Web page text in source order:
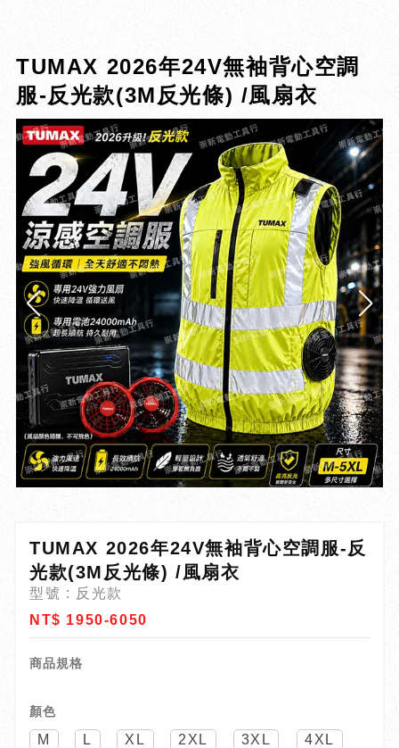
TUMAX 2026年24V無袖背心空調
服-反光款(3M反光條) /風扇衣
TUMAX 2026年24V無袖背心空調服-反
光款(3M反光條) /風扇衣
型號 : 反光款
NT$ 1950-6050
商品規格
顏色
M L XL 2XL 3XL
4XL